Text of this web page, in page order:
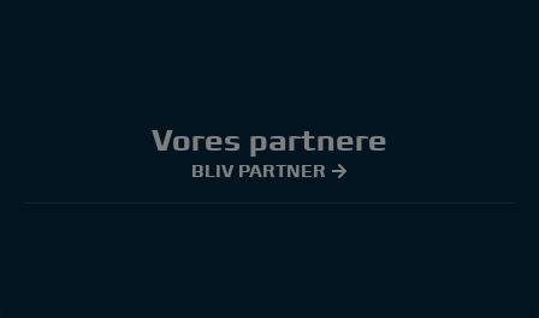
Vores partnere
BLIV PARTNER